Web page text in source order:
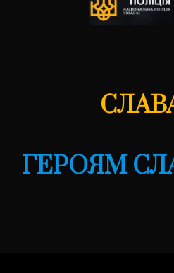
ГЕРОЯМ